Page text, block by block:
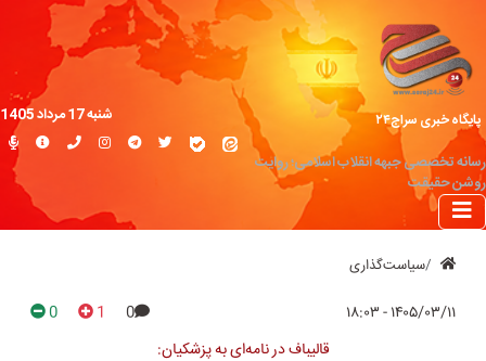
پایگاه خبری سراج۲۴
رسانه تخصصی جبهه انقلاب اسلامی؛ روایت
روشن حقیقت
شنبه 17 مرداد 1405
سیاست‌گذاری
۱۴۰۵/۰۳/۱۱ - ۱۸:۰۳ 0
1
0
قالیباف در نامه‌ای به پزشکیان: